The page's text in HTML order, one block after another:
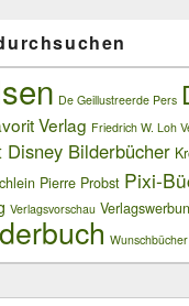
De Geillustreerde Pers
Verlag Friedrich W. Loh
Disney Bilderbücher
Pierre Probst Pixi-
Verlagsvorschau
Wunschbücher